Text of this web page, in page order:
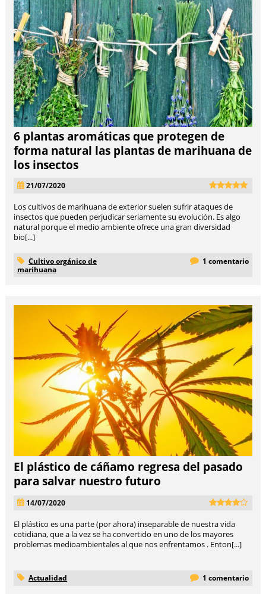
6 plantas aromáticas que protegen de
forma natural las plantas de marihuana de
los insectos
21/07/2020
Los cultivos de marihuana de exterior suelen sufrir ataques de
insectos que pueden perjudicar seriamente su evolución. Es algo
natural porque el medio ambiente ofrece una gran diversidad
bio[...]
Cultivo orgánico de
marihuana
1 comentario
El plástico de cáñamo regresa del pasado
para salvar nuestro futuro
14/07/2020
El plástico es una parte (por ahora) inseparable de nuestra vida
cotidiana, que a la vez se ha convertido en uno de los mayores
problemas medioambientales al que nos enfrentamos . Enton[...]
Actualidad 1 comentario